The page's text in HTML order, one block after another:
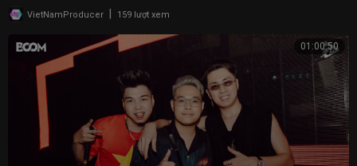
VietNamProducer 159 lượt xem
01:00:50